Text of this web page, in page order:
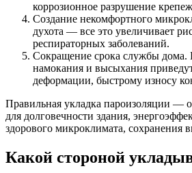
коррозионное разрушение
Создание некомфортного
духота — все это увеличивает
респираторных заболеваний.
Сокращение срока службы дома.
намокания и высыхания
деформации, быстрому износу
Правильная укладка пароизоляции —
для долговечности здания,
здорового микроклимата, сохранения
Какой стороной